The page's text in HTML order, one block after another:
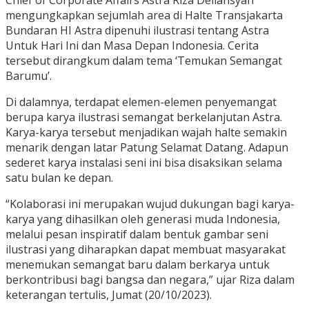
mengungkapkan sejumlah area di Halte Transjakarta
Bundaran HI Astra dipenuhi ilustrasi tentang Astra
Untuk Hari Ini dan Masa Depan Indonesia. Cerita
tersebut dirangkum dalam tema ‘Temukan Semangat
Barumu’.
Di dalamnya, terdapat elemen-elemen penyemangat
berupa karya ilustrasi semangat berkelanjutan Astra.
Karya-karya tersebut menjadikan wajah halte semakin
menarik dengan latar Patung Selamat Datang. Adapun
sederet karya instalasi seni ini bisa disaksikan selama
satu bulan ke depan.
“Kolaborasi ini merupakan wujud dukungan bagi karya-
karya yang dihasilkan oleh generasi muda Indonesia,
melalui pesan inspiratif dalam bentuk gambar seni
ilustrasi yang diharapkan dapat membuat masyarakat
menemukan semangat baru dalam berkarya untuk
berkontribusi bagi bangsa dan negara,” ujar Riza dalam
keterangan tertulis, Jumat (20/10/2023).